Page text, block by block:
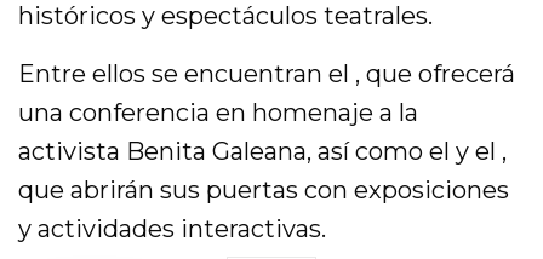
históricos y espectáculos teatrales.
Entre ellos se encuentran el , que ofrecerá
una conferencia en homenaje a la
activista Benita Galeana, así como el y el ,
que abrirán sus puertas con exposiciones
y actividades interactivas.